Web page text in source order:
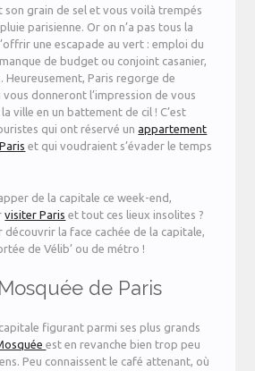
grain de sel et vous voilà trempés
parisienne. Or on n’a pas tous la
une escapade au vert : emploi du
de budget ou conjoint casanier,
Heureusement, Paris regorge de
vous donneront l’impression de vous
ville en un battement de cil ! C’est
qui ont réservé unappartement
et qui voudraient s’évader le temps
de la capitale ce week-end,
visiter Paris et tout ces lieux insolites ?
la face cachée de la capitale,
de Vélib’ ou de métro !
de Paris
figurant parmi ses plus grands
est en revanche bien trop peu
Peu connaissent le café attenant, où